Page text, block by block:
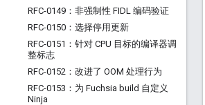
RFC-0149：非强制性 FIDL 编码验证
RFC-0150：选择停用更新
RFC-0151：针对 CPU 目标的编译器调
整标志
RFC-0152：改进了 OOM 处理行为
RFC-0153：为 Fuchsia build 自定义
Ninja